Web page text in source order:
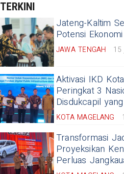
TERKINI
Jateng-Kaltim
Potensi
JAWA TENGAH 15
Aktivasi IKD
Peringkat 3
Disdukcapil
KOTA MAGELANG
Transformasi
Proyeksikan
Perluas